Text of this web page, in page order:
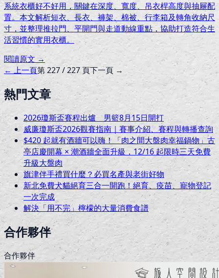
系統衣櫃好不好用，關鍵在深度、寬度、吊衣桿高度與抽屜配
置。本文解析短衣、長衣、褲架、棉被、行李箱及轉角收納尺
寸，並整理推拉門、平開門與走道動線重點，協助打造符合生
活習慣的實用衣櫃。
閱讀原文 →
← 上一頁第227/227頁下一頁 →
熱門文章
2026瓊斯盃賽程出爐 男籃8月15日開打
威廉瓊斯盃2026觀賽指南｜賽事介紹、賽程與轉播查詢
$420 起就有酒牆可以嗨！「肉之間大盤肉幸福鍋物」古
亭店慶開幕 × 潮酒牆全面升級，12/16 起限時三天免費
升級大盤肉
旗津伴手禮買什麼？必買名產與老街好物
新北免費犬貓絕育三合一開跑！絕育、疫苗、寵物登記
一次完成
解決「用不完」檸檬的大量消費食譜
合作夥伴
合作夥伴